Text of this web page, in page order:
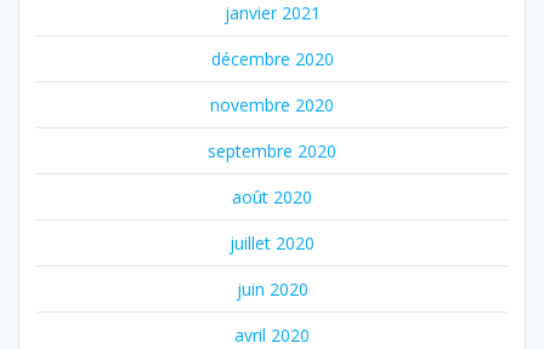
janvier 2021
décembre 2020
novembre 2020
septembre 2020
août 2020
juillet 2020
juin 2020
avril 2020